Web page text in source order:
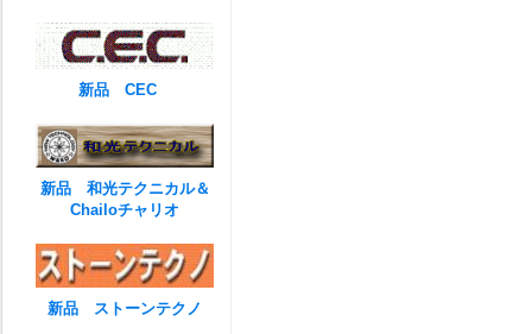
新品 CEC
新品 和光テクニカル＆
Chailoチャリオ
新品 ストーンテクノ